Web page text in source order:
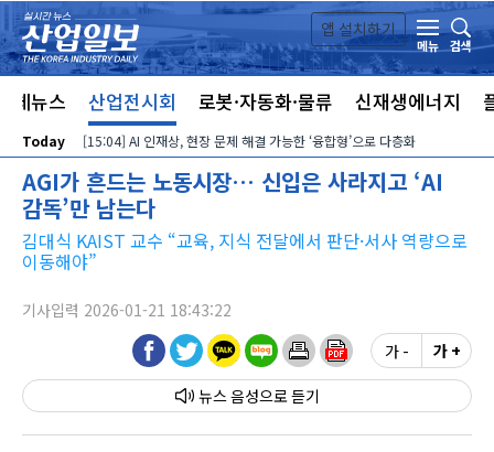
본문 바로가기
앱 설치하기
메뉴
검색
체뉴스 산업전시회 로봇·자동화·물류 신재생에너지
Today [15:04] AI 인재상, 현장 문제 해결 가능한 ‘융합형’으로 다층화
AGI가 흔드는 노동시장… 신입은 사라지고 ‘AI
감독’만 남는다
김대식 KAIST 교수 “교육, 지식 전달에서 판단·서사 역량으로
이동해야”
기사입력 2026-01-21 18:43:22
뉴스 음성
가 - 가 +